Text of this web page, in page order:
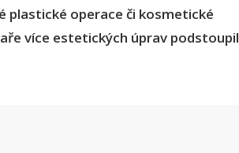
plastické operace či kosmetické
více estetických úprav podstoupil